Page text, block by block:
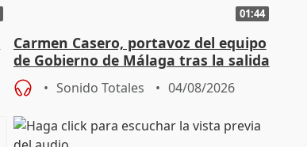
01:44
Carmen Casero, portavoz del equipo
de Gobierno de Málaga tras la salida
de Pérez de Siles
Sonido Totales 04/08/2026